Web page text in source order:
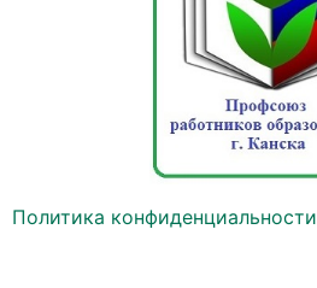
Политика конфиденциальности